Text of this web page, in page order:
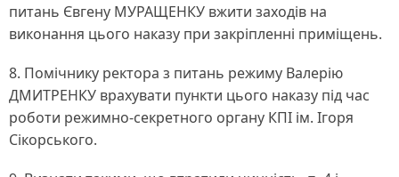
питань Євгену МУРАЩЕНКУ вжити заходів на
виконання цього наказу при закріпленні приміщень.
8. Помічнику ректора з питань режиму Валерію
ДМИТРЕНКУ врахувати пункти цього наказу під час
роботи режимно-секретного органу КПІ ім. Ігоря
Сікорського.